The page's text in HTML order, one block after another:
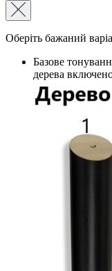
Оберіть бажаний
Базове
дерева